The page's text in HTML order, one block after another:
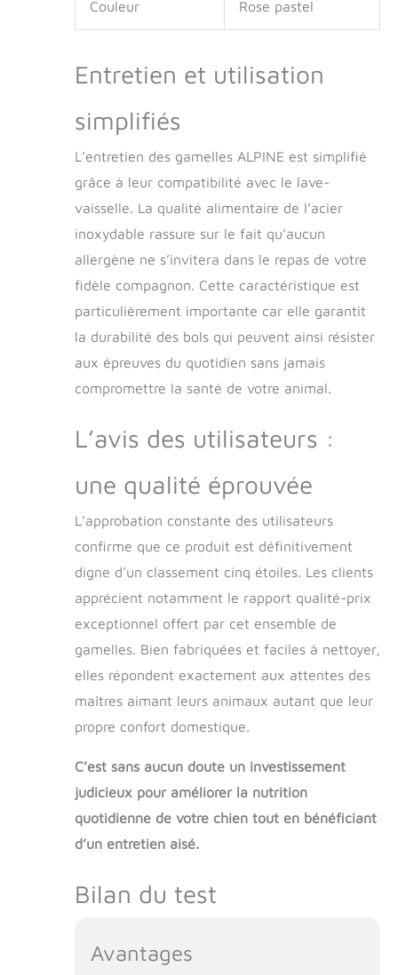
Couleur Rose pastel
Entretien et utilisation
simplifiés
L’entretien des gamelles ALPINE est simplifié
grâce à leur compatibilité avec le lave-
vaisselle. La qualité alimentaire de l’acier
inoxydable rassure sur le fait qu’aucun
allergène ne s’invitera dans le repas de votre
fidèle compagnon. Cette caractéristique est
particulièrement importante car elle garantit
la durabilité des bols qui peuvent ainsi résister
aux épreuves du quotidien sans jamais
compromettre la santé de votre animal.
L’avis des utilisateurs :
une qualité éprouvée
L’approbation constante des utilisateurs
confirme que ce produit est définitivement
digne d’un classement cinq étoiles. Les clients
apprécient notamment le rapport qualité-prix
exceptionnel offert par cet ensemble de
gamelles. Bien fabriquées et faciles à nettoyer,
elles répondent exactement aux attentes des
maîtres aimant leurs animaux autant que leur
propre confort domestique.
C’est sans aucun doute un investissement
judicieux pour améliorer la nutrition
quotidienne de votre chien tout en bénéficiant
d’un entretien aisé.
Bilan du test
Avantages